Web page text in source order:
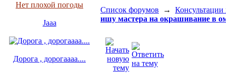
Нет плохой погоды
Jaaa
Дорога , дорогаааа....
Список форумов → Консультации
ишу мастера на окрашивание в